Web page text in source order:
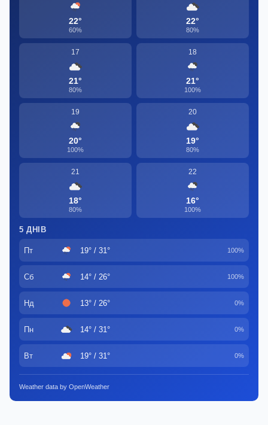
22°
60%
22°
80%
17
21°
80%
18
21°
100%
19
20°
100%
20
19°
80%
21
18°
80%
22
16°
100%
5 ДНІВ
Пт 19° / 31° 100%
Сб 14° / 26° 100%
Нд 13° / 26° 0%
Пн 14° / 31° 0%
Вт 19° / 31° 0%
Weather data by OpenWeather